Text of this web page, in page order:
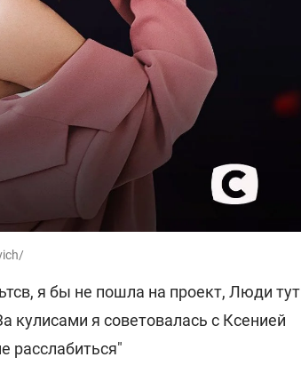
я бы не пошла на проект, Люди тут
кулисами я советовалась с Ксенией
расслабиться"